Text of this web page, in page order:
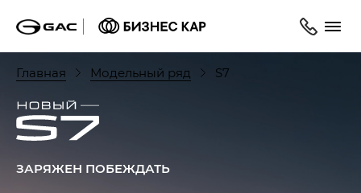
Главная Модельный ряд S7
ЗАРЯЖЕН ПОБЕЖДАТЬ